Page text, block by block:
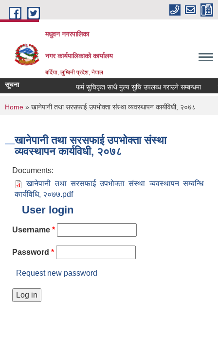
Skip to main content
मधुवन नगरपालिका
नगर कार्यपालिकाको कार्यालय
बर्दिया, लुम्बिनी प्रदेश, नेपाल
सूचना फर्म सुचिकृत साथै मुल्य सुचि उपलब्ध गराउने सम्बन्धमा
You are here
Home » खानेपानी तथा सरसफाई उपभोक्ता संस्था व्यवस्थापन कार्यविधी, २०७८
खानेपानी तथा सरसफाई उपभोक्ता संस्था
व्यवस्थापन कार्यविधी, २०७८
Documents:
खानेपानी तथा सरसफाई उपभोक्ता संस्था व्यवस्थापन सम्बन्धि
कार्यविधि, २०७७.pdf
User login
Username *
Password *
Request new password